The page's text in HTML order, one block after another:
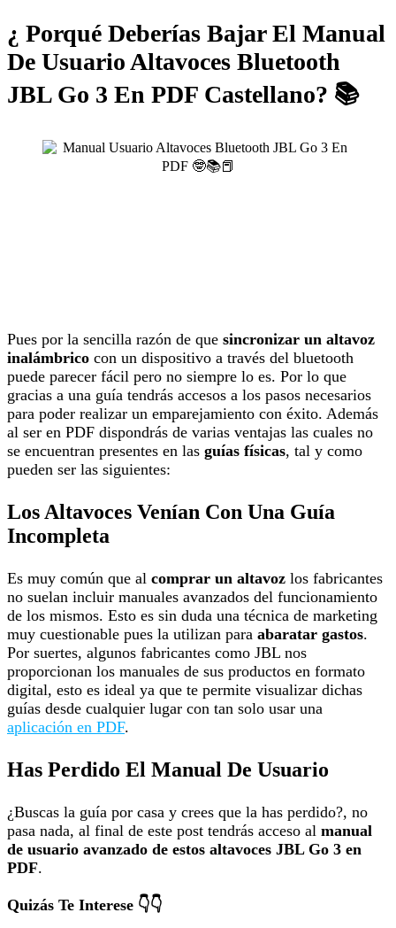
¿ Porqué Deberías Bajar El Manual
De Usuario Altavoces Bluetooth
JBL Go 3 En PDF Castellano? 📚
Pues por la sencilla razón de que sincronizar un altavoz
inalámbrico con un dispositivo a través del bluetooth
puede parecer fácil pero no siempre lo es. Por lo que
gracias a una guía tendrás accesos a los pasos necesarios
para poder realizar un emparejamiento con éxito. Además
al ser en PDF dispondrás de varias ventajas las cuales no
se encuentran presentes en las guías físicas, tal y como
pueden ser las siguientes:
Los Altavoces Venían Con Una Guía
Incompleta
Es muy común que al comprar un altavoz los fabricantes
no suelan incluir manuales avanzados del funcionamiento
de los mismos. Esto es sin duda una técnica de marketing
muy cuestionable pues la utilizan para abaratar gastos.
Por suertes, algunos fabricantes como JBL nos
proporcionan los manuales de sus productos en formato
digital, esto es ideal ya que te permite visualizar dichas
guías desde cualquier lugar con tan solo usar una
aplicación en PDF.
Has Perdido El Manual De Usuario
¿Buscas la guía por casa y crees que la has perdido?, no
pasa nada, al final de este post tendrás acceso al manual
de usuario avanzado de estos altavoces JBL Go 3 en
PDF.
Quizás Te Interese 👇👇